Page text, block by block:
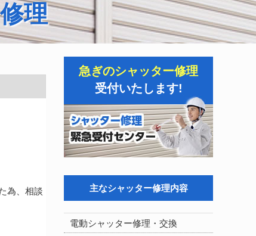
理
為、相談
急ぎのシャッター修理
受付いたします!
主なシャッター修理内容
電動シャッター修理・交換